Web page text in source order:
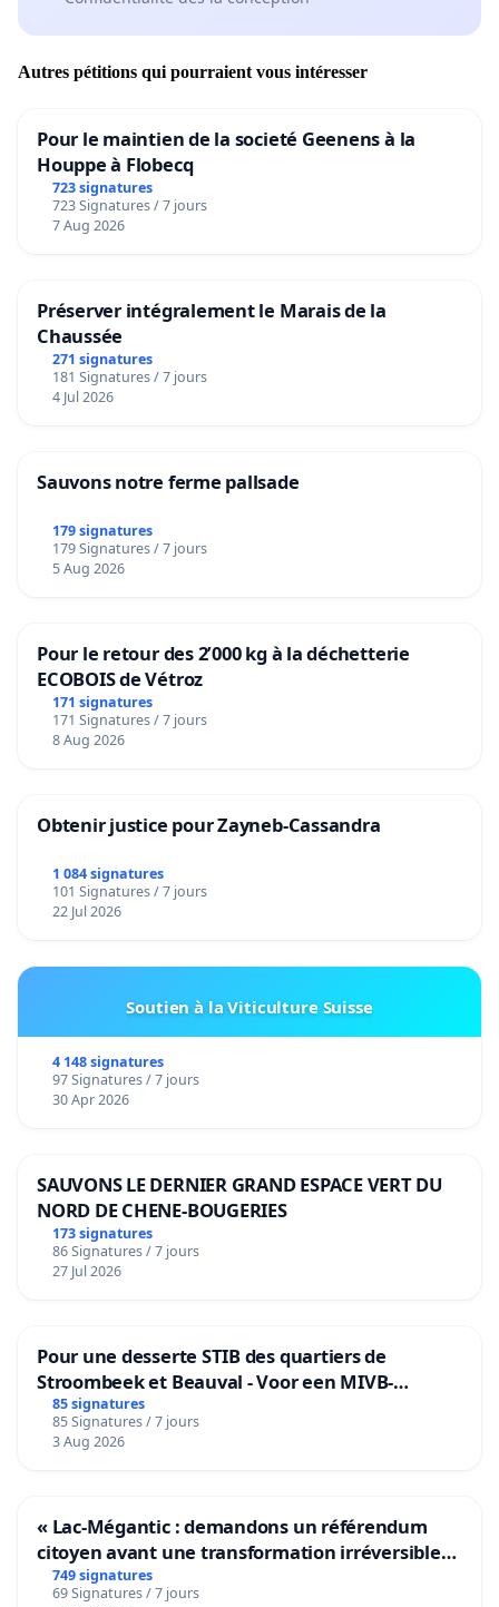
Autres pétitions qui pourraient vous intéresser
Pour le maintien de la societé Geenens à la
Houppe à Flobecq
723 signatures
723 Signatures / 7 jours
7 Aug 2026
Préserver intégralement le Marais de la
Chaussée
271 signatures
181 Signatures / 7 jours
4 Jul 2026
Sauvons notre ferme pallsade
179 signatures
179 Signatures / 7 jours
5 Aug 2026
Pour le retour des 2’000 kg à la déchetterie
ECOBOIS de Vétroz
171 signatures
171 Signatures / 7 jours
8 Aug 2026
Obtenir justice pour Zayneb-Cassandra
1 084 signatures
101 Signatures / 7 jours
22 Jul 2026
Soutien à la Viticulture Suisse
4 148 signatures
97 Signatures / 7 jours
30 Apr 2026
SAUVONS LE DERNIER GRAND ESPACE VERT DU
NORD DE CHENE-BOUGERIES
173 signatures
86 Signatures / 7 jours
27 Jul 2026
Pour une desserte STIB des quartiers de
Stroombeek et Beauval - Voor een MIVB-
bediening van de wijken Strombeek en Het
Voor
85 signatures
85 Signatures / 7 jours
3 Aug 2026
« Lac-Mégantic : demandons un référendum
citoyen avant une transformation irréversible
de notre territoire »
749 signatures
69 Signatures / 7 jours